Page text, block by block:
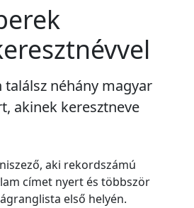
találsz néhány magyar
akinek keresztneve
aki rekordszámú
címet nyert és többször
első helyén.